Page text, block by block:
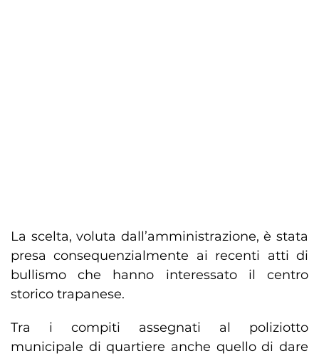
La scelta, voluta dall’amministrazione, è stata
presa consequenzialmente ai recenti atti di
bullismo che hanno interessato il centro
storico trapanese.
Tra i compiti assegnati al poliziotto
municipale di quartiere anche quello di dare